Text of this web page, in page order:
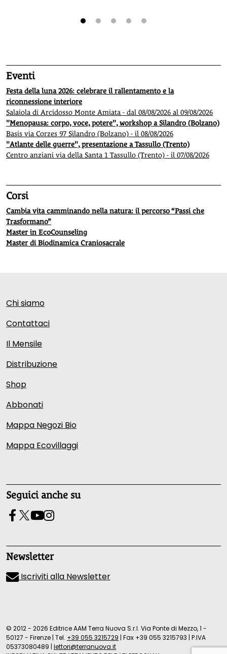
Eventi
Festa della luna 2026: celebrare il rallentamento e la
riconnessione interiore
Salaiola di Arcidosso Monte Amiata - dal 08/08/2026 al 09/08/2026
"Menopausa: corpo, voce, potere", workshop a Silandro (Bolzano)
Basis via Corzes 97 Silandro (Bolzano) - il 08/08/2026
"Atlante delle guerre", presentazione a Tassullo (Trento)
Centro anziani via della Santa 1 Tassullo (Trento) - il 07/08/2026
Corsi
Cambia vita camminando nella natura: il percorso “Passi che
Trasformano”
Master in EcoCounseling
Master di Biodinamica Craniosacrale
Chi siamo
Contattaci
Il Mensile
Distribuzione
Shop
Abbonati
Mappa Negozi Bio
Mappa Ecovillaggi
Seguici anche su
Newsletter
Iscriviti alla Newsletter
© 2012 - 2026 Editrice AAM Terra Nuova S.r.l. Via Ponte di Mezzo, 1 -
50127 - Firenze | Tel. +39 055 3215729 | Fax +39 055 3215793 | P.IVA
05373080489 | lettori@terranuova.it